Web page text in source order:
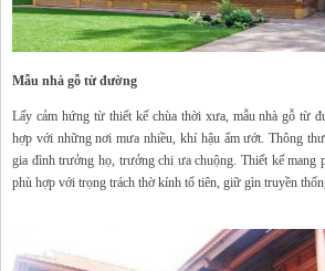
Mẫu nhà gỗ từ đường
Lấy cảm hứng từ thiết kế chùa thời xưa, mẫu nhà gỗ từ
hợp với những nơi mưa nhiều, khí hậu ẩm ướt. Thông
gia đình trưởng họ, trưởng chi ưa chuộng. Thiết kế mang
phù hợp với trọng trách thờ kính tổ tiên, giữ gìn truyền